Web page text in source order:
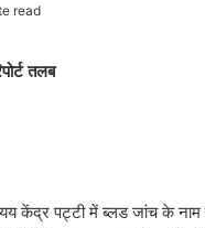
read
तलब
केंद्र पट्टी में ब्लड जांच के